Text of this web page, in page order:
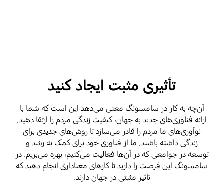
تأثیری مثبت ایجاد کنید
آن‌چه به کار در سامسونگ معنی می‌دهد این است که شما با
ارائه فناوری‌های جدید به جهان، کیفیت زندگی مردم را ارتقا دهید.
نوآوری‌های ما مردم را قادر می‌سازد تا روش‌های جدیدی برای
زندگی داشته باشند. ما از فناوری خود برای کمک به رشد و
توسعه در جوامعی که در آن‌ها فعالیت می‌کنیم، بهره می‌بریم. در
سامسونگ این فرصت را دارید تا کارهای معناداری انجام دهید که
تأثیر مثبتی در جهان دارند.